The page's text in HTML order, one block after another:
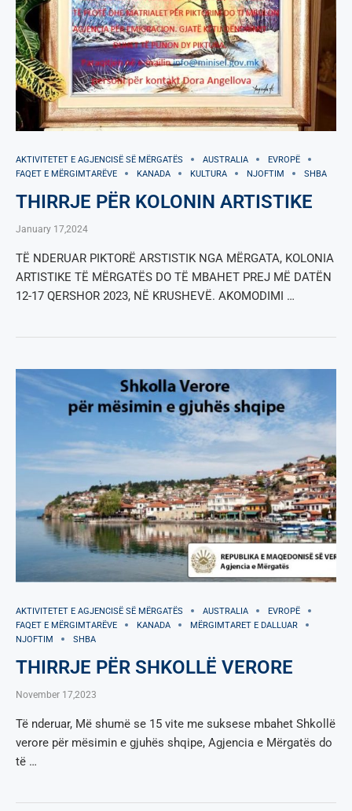
AKTIVITETET E AGJENCISË SË МËRGATËS AUSTRALIA
EVROPË
FAQET E MËRGIMTARËVE
KANADA KULTURA NJOFTIM SHBA
THIRRJE PËR KOLONIN ARTISTIKE
January 17,2024
TË NDERUAR PIKTORË ARSTISTIK NGA MËRGATA, KOLONIA
ARTISTIKE TË MËRGATËS DO TË MBAHET PREJ MË DATËN
12-17 QERSHOR 2023, NË KRUSHEVË. AKOMODIMI …
AKTIVITETET E AGJENCISË SË МËRGATËS AUSTRALIA
EVROPË
FAQET E MËRGIMTARËVE
KANADA
MËRGIMTARET E DALLUAR
NJOFTIM
SHBA
THIRRJE PËR SHKOLLË VERORE
November 17,2023
Të nderuar, Më shumë se 15 vite me suksese mbahet Shkollë
verore për mësimin e gjuhës shqipe, Agjencia e Mërgatës do
të …